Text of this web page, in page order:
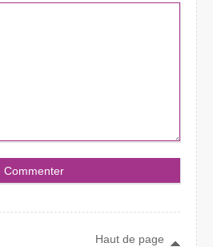
Haut de page